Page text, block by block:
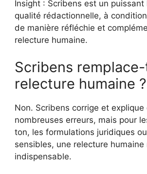
Insight : Scribens est un puissant
qualité rédactionnelle, à
de manière réfléchie et
relecture humaine.
Scribens
relecture humaine ?
Non. Scribens corrige et explique
nombreuses erreurs, mais pour
ton, les formulations juridiques
sensibles, une relecture humaine
indispensable.